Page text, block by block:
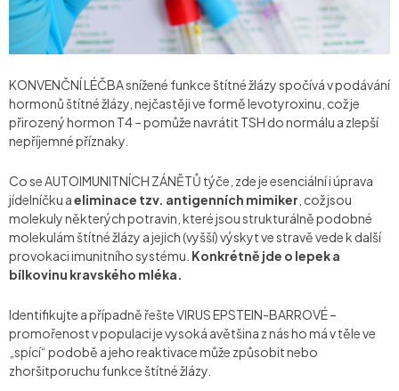
KONVENČNÍ LÉČBA snížené funkce štítné žlázy spočívá v podávání
hormonů štítné žlázy, nejčastěji ve formě levotyroxinu, což je
přirozený hormon T4 – pomůže navrátit TSH do normálu a zlepší
nepříjemné příznaky.
Co se AUTOIMUNITNÍCH ZÁNĚTŮ týče, zde je esenciální i úprava
jídelníčku aeliminace tzv. antigenních mimiker , což jsou
molekuly některých potravin, které jsou strukturálně podobné
molekulám štítné žlázy a jejich (vyšší) výskyt ve stravě vede k další
provokaci imunitního systému. Konkrétně jde o lepek a
bílkovinu kravského mléka.
Identifikujte a případně řešte VIRUS EPSTEIN-BARROVÉ –
promořenost v populaci je vysoká avětšina z nás ho má v těle ve
„spící“ podobě a jeho reaktivace může způsobit nebo
zhoršitporuchu funkce štítné žlázy.